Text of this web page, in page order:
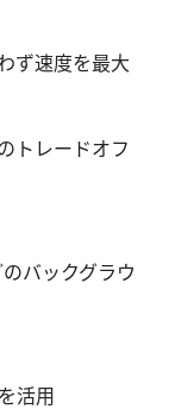
ず速度を最大
トレードオフ
バックグラウ
活用